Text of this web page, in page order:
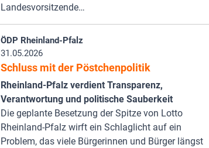
Landesvorsitzende…
ÖDP Rheinland-Pfalz
31.05.2026
Schluss mit der Pöstchenpolitik
Rheinland-Pfalz verdient Transparenz,
Verantwortung und politische Sauberkeit
Die geplante Besetzung der Spitze von Lotto
Rheinland-Pfalz wirft ein Schlaglicht auf ein
Problem, das viele Bürgerinnen und Bürger längst